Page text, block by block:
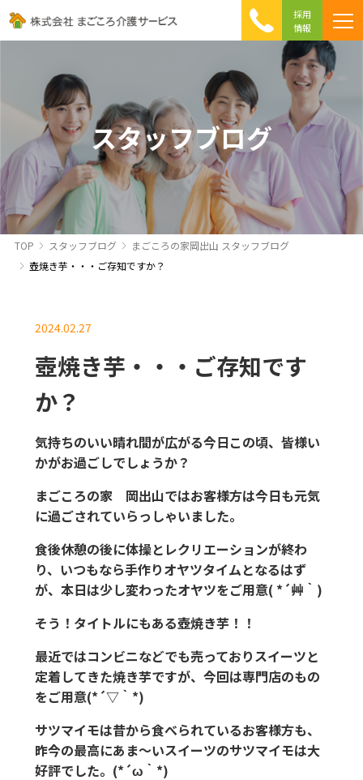
採用
情報
ころ介護の特徴
への取り組み
相談 Q&A
て介護を利用する方へ
スタッフブログ
TOP スタッフブログ
まごころの家岡出山 スタッフブログ
壺焼き芋・・・ご存知ですか？
2024.02.27
壺焼き芋・・・ご存知です
か？
気持ちのいい晴れ間が広がる今日この頃、皆様い
かがお過ごしでしょうか？
まごころの家 岡出山ではお客様方は今日も元気
に過ごされていらっしゃいました。
食後休憩の後に体操とレクリエーションが終わ
り、いつもなら手作りオヤツタイムとなるはず
が、本日は少し変わったオヤツをご用意( *´艸｀)
そう！タイトルにもある壺焼き芋！！
最近ではコンビニなどでも売っておりスイーツと
定着してきた焼き芋ですが、今回は専門店のもの
をご用意(*´▽｀*)
サツマイモは昔から食べられているお客様方も、
昨今の最高にあま～いスイーツのサツマイモは大
好評でした。(*´ω｀*)